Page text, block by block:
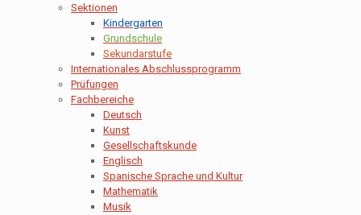
Sektionen
Kindergarten
Grundschule
Sekundarstufe
Internationales Abschlussprogramm
Prüfungen
Fachbereiche
Deutsch
Kunst
Gesellschaftskunde
Englisch
Spanische Sprache und Kultur
Mathematik
Musik